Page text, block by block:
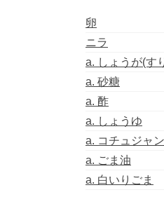
卵
ニラ
a. しょうが(す
a. 砂糖
a. 酢
a. しょうゆ
a. コチュジャン
a. ごま油
a. 白いりごま